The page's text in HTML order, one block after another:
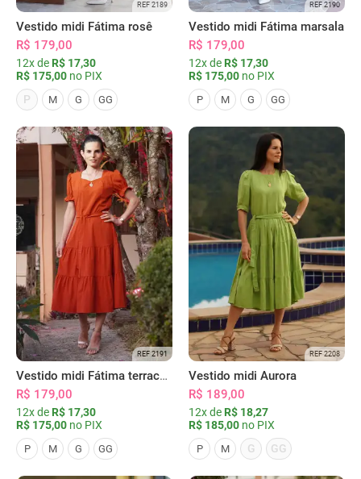
REF 2189
Vestido midi Fátima rosê
R$ 179,00
12x de R$ 17,30
R$ 175,00 no PIX
P
M G GG
REF 2190
Vestido midi Fátima marsala
R$ 179,00
12x de R$ 17,30
R$ 175,00 no PIX
P M G GG
REF 2191
Vestido midi Fátima terracota
R$ 179,00
12x de R$ 17,30
R$ 175,00 no PIX
P M G GG
REF 2208
Vestido midi Aurora
R$ 189,00
12x de R$ 18,27
R$ 185,00 no PIX
P M G GG